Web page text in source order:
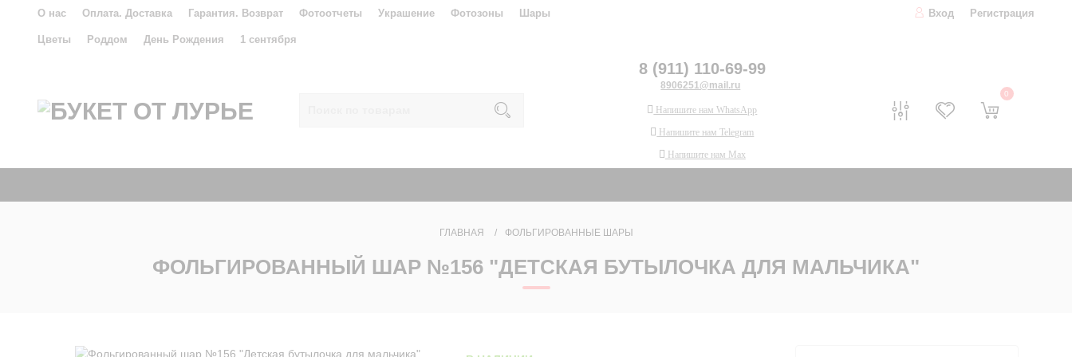
О нас Оплата. Доставка Гарантия. Возврат Фотоотчеты Украшение Фотозоны Шары
Цветы Роддом День Рождения 1 сентября
Вход Регистрация
8 (911) 110-69-99
8906251@mail.ru
Напишите нам WhatsApp
Напишите нам Telegram
Напишите нам Max
0
ГЛАВНАЯ ФОЛЬГИРОВАННЫЕ ШАРЫ
ФОЛЬГИРОВАННЫЙ ШАР №156 "ДЕТСКАЯ БУТЫЛОЧКА ДЛЯ МАЛЬЧИКА"